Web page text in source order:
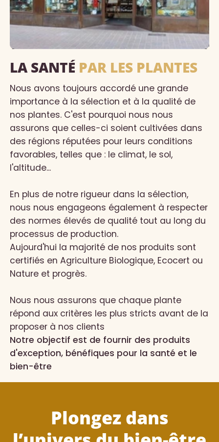
LA SANTÉ PAR LES PLANTES
Nous avons toujours accordé une grande
importance à la sélection et à la qualité de
nos plantes. C'est pourquoi nous nous
assurons que celles-ci soient cultivées dans
des régions réputées pour leurs conditions
favorables, telles que : le climat, le sol,
l'altitude...
En plus de notre rigueur dans la sélection,
nous nous engageons également à respecter
des normes élevés de qualité tout au long du
processus de production.
Aujourd'hui la majorité de nos produits sont
certifiés en Agriculture Biologique, Ecocert ou
Nature et progrès.
Nous nous assurons que chaque plante
répond aux critères les plus stricts avant de la
proposer à nos clients
Notre objectif est de fournir des produits
d'exception, bénéfiques pour la santé et le
bien-être
Plongez dans